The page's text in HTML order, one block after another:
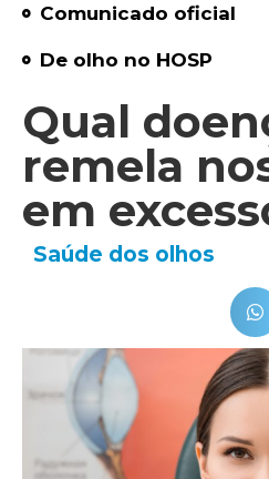
Comunicado oficial
De olho no HOSP
Qual
remela
em
Saúde dos olhos